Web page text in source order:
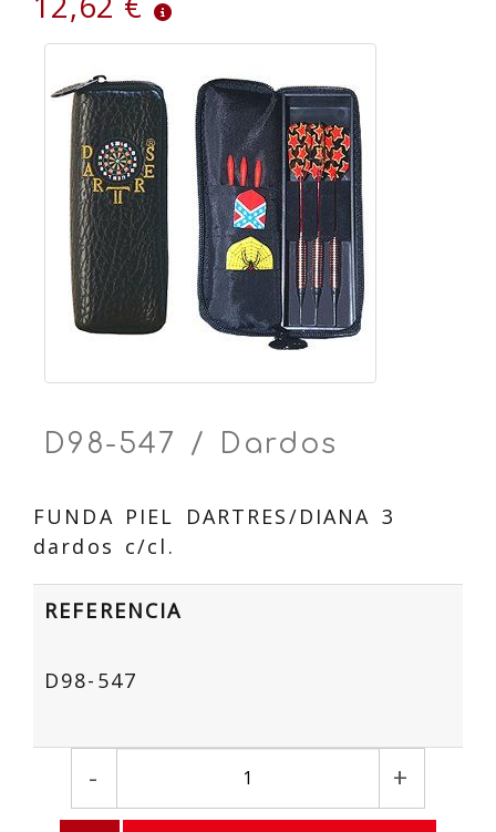
D98-547 / Dardos
FUNDA PIEL DARTRES/DIANA 3
dardos c/cl.
REFERENCIA
D98-547
- +